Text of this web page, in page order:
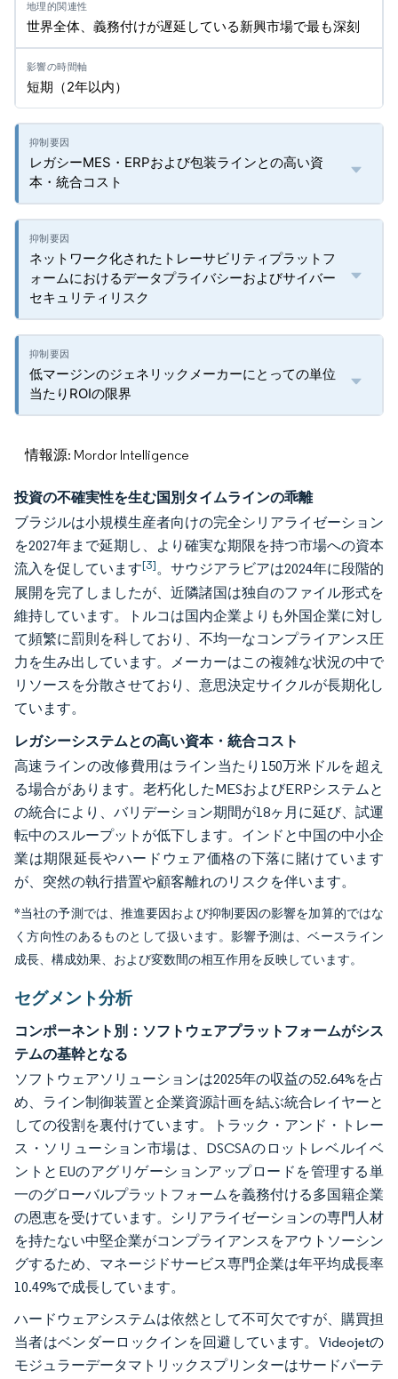
世界全体、義務付けが遅延している新興市場で最も深刻
短期（2年以内）
レガシーMES・ERPおよび包装ラインとの高い資
本・統合コスト
ネットワーク化されたトレーサビリティプラットフ
ォームにおけるデータプライバシーおよびサイバー
セキュリティリスク
低マージンのジェネリックメーカーにとっての単位
当たりROIの限界
情報源: Mordor Intelligence
投資の不確実性を生む国別タイムラインの乖離
ブラジルは小規模生産者向けの完全シリアライゼーション
を2027年まで延期し、より確実な期限を持つ市場への資本
流入を促しています[3]。サウジアラビアは2024年に段階的
展開を完了しましたが、近隣諸国は独自のファイル形式を
維持しています。トルコは国内企業よりも外国企業に対し
て頻繁に罰則を科しており、不均一なコンプライアンス圧
力を生み出しています。メーカーはこの複雑な状況の中で
リソースを分散させており、意思決定サイクルが長期化し
ています。
レガシーシステムとの高い資本・統合コスト
高速ラインの改修費用はライン当たり150万米ドルを超え
る場合があります。老朽化したMESおよびERPシステムと
の統合により、バリデーション期間が18ヶ月に延び、試運
転中のスループットが低下します。インドと中国の中小企
業は期限延長やハードウェア価格の下落に賭けています
が、突然の執行措置や顧客離れのリスクを伴います。
*当社の予測では、推進要因および抑制要因の影響を加算的ではな
く方向性のあるものとして扱います。影響予測は、ベースライン
成長、構成効果、および変数間の相互作用を反映しています。
セグメント分析
コンポーネント別：ソフトウェアプラットフォームがシス
テムの基幹となる
ソフトウェアソリューションは2025年の収益の52.64%を占
め、ライン制御装置と企業資源計画を結ぶ統合レイヤーと
しての役割を裏付けています。トラック・アンド・トレー
ス・ソリューション市場は、DSCSAのロットレベルイベ
ントとEUのアグリゲーションアップロードを管理する単
一のグローバルプラットフォームを義務付ける多国籍企業
の恩恵を受けています。シリアライゼーションの専門人材
を持たない中堅企業がコンプライアンスをアウトソーシン
グするため、マネージドサービス専門企業は年平均成長率
10.49%で成長しています。
ハードウェアシステムは依然として不可欠ですが、購買担
当者はベンダーロックインを回避しています。Videojetの
モジュラーデータマトリックスプリンターはサードパーテ